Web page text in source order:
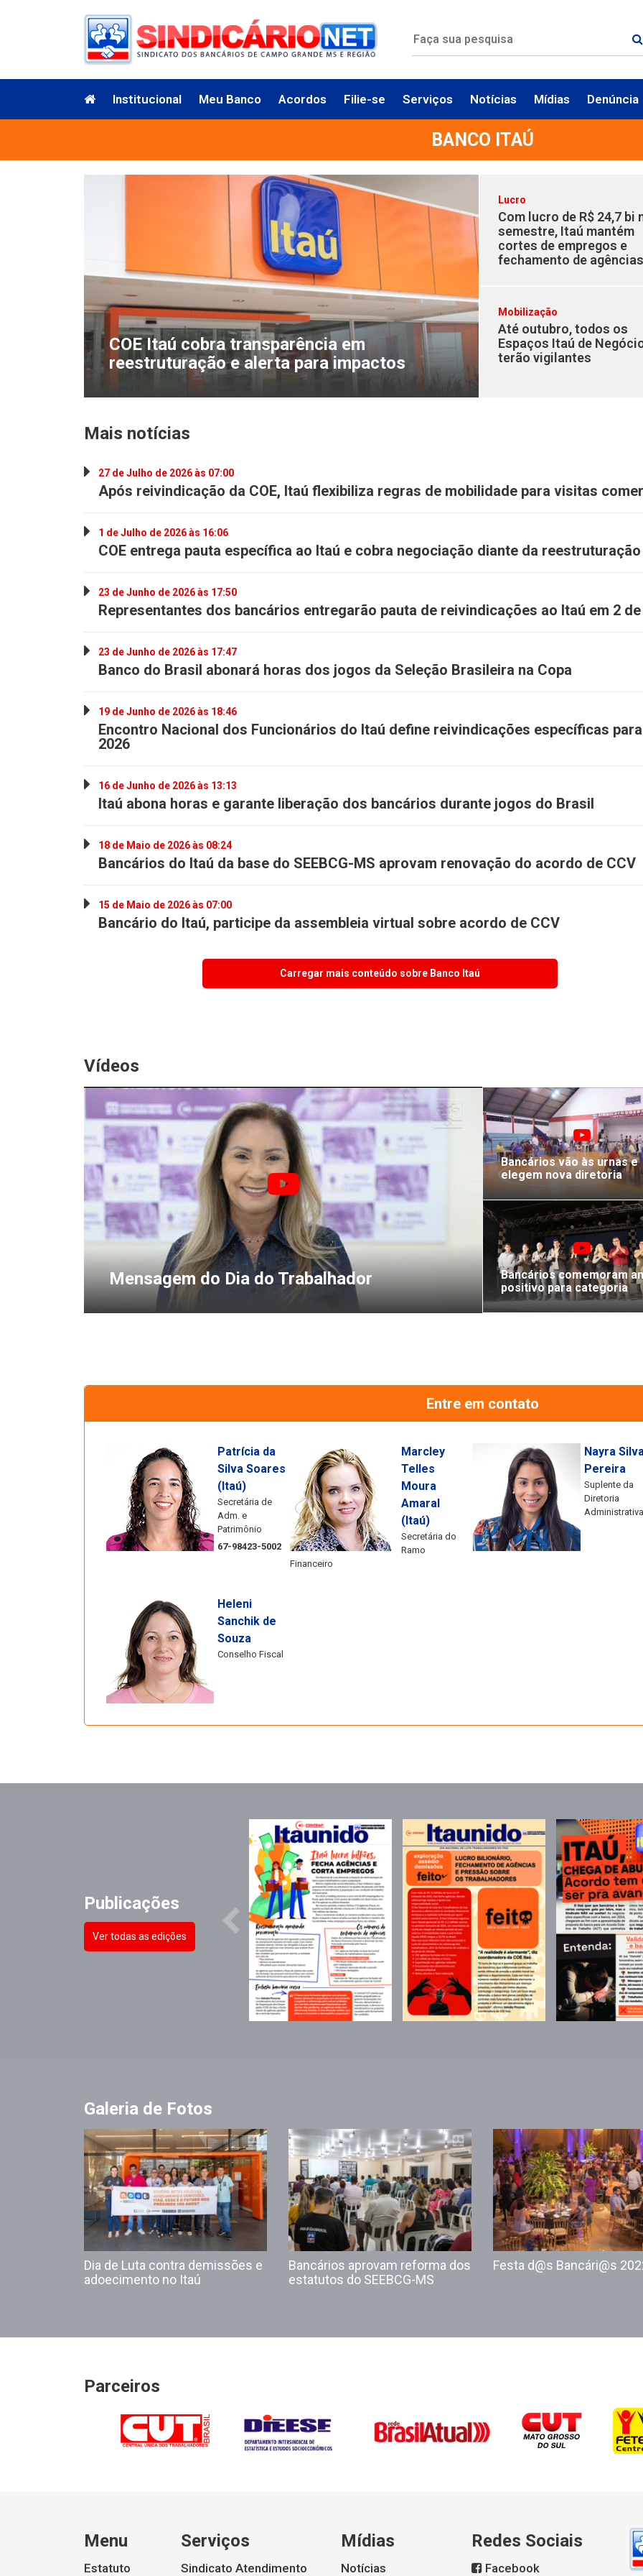
Institucional Meu Banco Acordos Filie-se Serviços Notícias Mídias Denúncia
BANCO ITAÚ
COE Itaú cobra transparência em
reestruturação e alerta para impactos
Lucro
Com lucro de R$ 24,7 bi
semestre, Itaú mantém
cortes de empregos e
fechamento de agências
Mobilização
Até outubro, todos os
Espaços Itaú de
terão vigilantes
Mais notícias
27 de Julho de 2026 às 07:00
Após reivindicação da COE, Itaú flexibiliza regras de mobilidade para visitas
1 de Julho de 2026 às 16:06
COE entrega pauta específica ao Itaú e cobra negociação diante da reestruturação
23 de Junho de 2026 às 17:50
Representantes dos bancários entregarão pauta de reivindicações ao Itaú em 2
23 de Junho de 2026 às 17:47
Banco do Brasil abonará horas dos jogos da Seleção Brasileira na Copa
19 de Junho de 2026 às 18:46
Encontro Nacional dos Funcionários do Itaú define reivindicações específicas para
2026
16 de Junho de 2026 às 13:13
Itaú abona horas e garante liberação dos bancários durante jogos do Brasil
18 de Maio de 2026 às 08:24
Bancários do Itaú da base do SEEBCG-MS aprovam renovação do acordo de CCV
15 de Maio de 2026 às 07:00
Bancário do Itaú, participe da assembleia virtual sobre acordo de CCV
Carregar mais conteúdo sobre Banco Itaú
Vídeos
Mensagem do Dia do Trabalhador
Bancários vão às urnas e
elegem nova diretoria
Bancários comemoram
positivo para categoria
Entre em contato
Patrícia da
Silva Soares
(Itaú)
Secretária de
Adm. e
Patrimônio
67-98423-5002
Marcley
Telles
Moura
Amaral
(Itaú)
Secretária do
Ramo
Financeiro
Nayra
Pereira
Suplente da
Diretoria
Administrativa
Heleni
Sanchik de
Souza
Conselho Fiscal
Publicações
Ver todas as edições
Galeria de Fotos
Dia de Luta contra demissões e
adoecimento no Itaú
Bancários aprovam reforma dos
estatutos do SEEBCG-MS
Festa d@s Bancári@s
Parceiros
Menu
Estatuto
Serviços
Sindicato Atendimento
Mídias
Notícias
Redes Sociais
Facebook